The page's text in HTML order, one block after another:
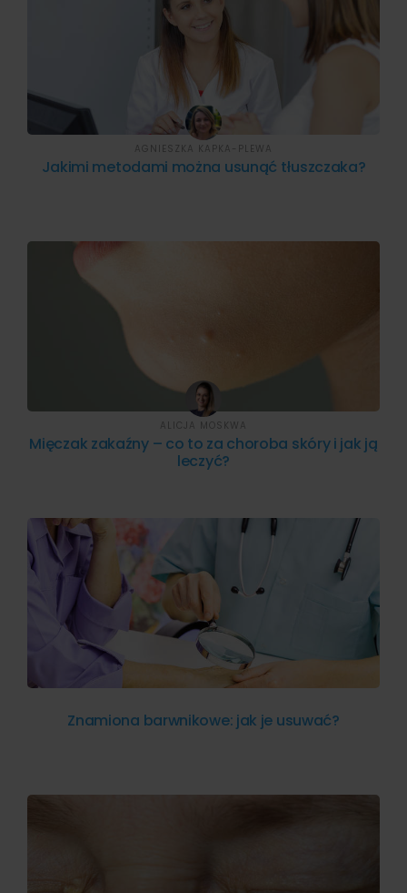
Jakimi metodami można usunąć tłuszczaka?
AGNIESZKA KAPKA-PLEWA
Mięczak zakaźny – co to za choroba skóry i jak ją
leczyć?
ALICJA MOSKWA
Znamiona barwnikowe: jak je usuwać?